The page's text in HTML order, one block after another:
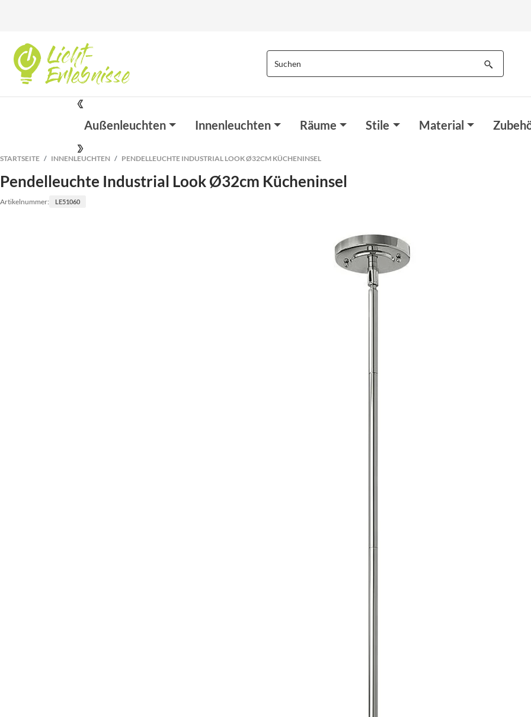
Außenleuchten Innenleuchten Räume Stile Material
STARTSEITE INNENLEUCHTEN PENDELLEUCHTE INDUSTRIAL LOOK Ø32CM KÜCHENINSEL
Pendelleuchte Industrial Look Ø32cm Kücheninsel
Artikelnummer: LE51060